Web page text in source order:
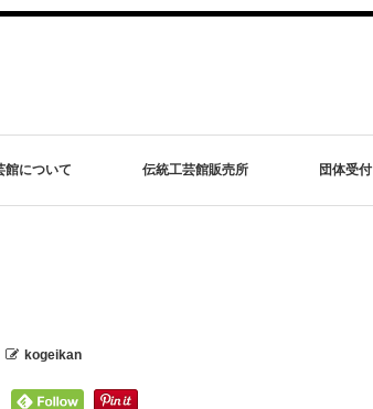
館について 伝統工芸館販売所 団体受付
kogeikan